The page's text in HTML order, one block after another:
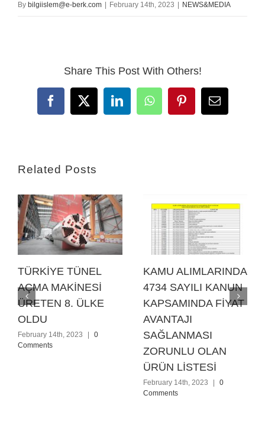
By bilgiislem@e-berk.com February 14th, 2023 NEWS&MEDIA
Share This Post With Others!
Facebook
X LinkedInWhatsAppPinterestEmail
Related Posts
TÜRKİYE TÜNEL
AÇMA MAKİNESİ
ÜRETEN 8. ÜLKE
OLDU
February 14th, 2023 |
0
Comments
KAMU ALIMLARINDA
4734 SAYILI KANUN
KAPSAMINDA FİYAT
AVANTAJI
SAĞLANMASI
ZORUNLU OLAN
ÜRÜN LİSTESİ
February 14th, 2023 |
0
Comments